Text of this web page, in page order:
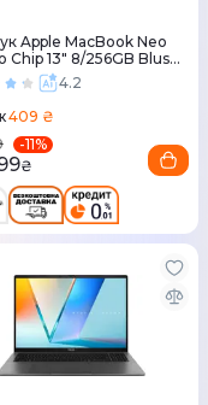
Apple MacBook Neo
Chip 13" 8/256GB Blush
20264.2
409 ₴
-11%
₴